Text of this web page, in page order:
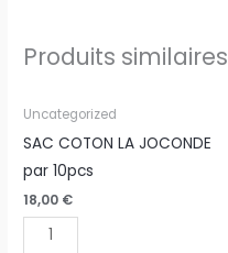
Produits similaires
Uncategorized
SAC COTON LA JOCONDE
par 10pcs
18,00 €
quantité
de
SAC
COTON
LA
JOCONDE